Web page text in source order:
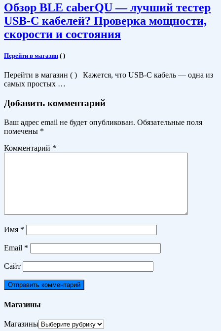
Обзор BLE caberQU — лучший тестер
USB-C кабелей? Проверка мощности,
скорости и состояния
Перейти в магазин ( )
Перейти в магазин ( ) Кажется, что USB-C кабель — одна из
самых простых …
Добавить комментарий
Ваш адрес email не будет опубликован. Обязательные поля
помечены *
Комментарий *
Имя *
Email *
Сайт
Магазины
Магазины